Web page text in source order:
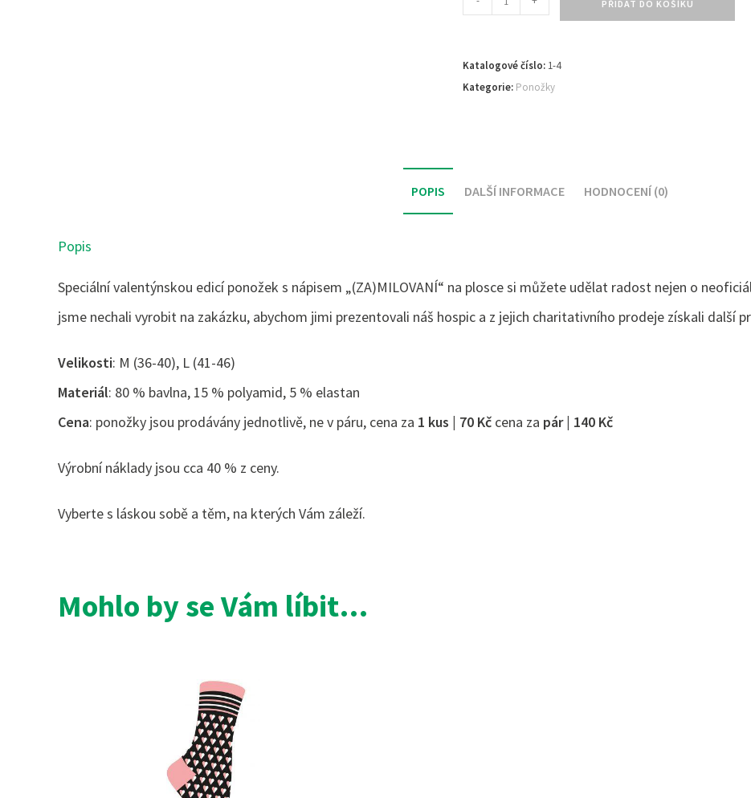
PŘIDAT DO KOŠÍKU
Katalogové číslo: 1-4
Kategorie: Ponožky
POPIS DALŠÍ INFORMACE HODNOCENÍ (0)
Popis
Speciální valentýnskou edicí ponožek s nápisem „(ZA)MILOVANÍ“ na plosce si můžete udělat radost nejen o
jsme nechali vyrobit na zakázku, abychom jimi prezentovali náš hospic a z jejich charitativního prodeje získali další
Velikosti: M (36-40), L (41-46)
Materiál: 80 % bavlna, 15 % polyamid, 5 % elastan
Cena: ponožky jsou prodávány jednotlivě, ne v páru, cena za 1 kus | 70 Kč cena za pár | 140 Kč
Výrobní náklady jsou cca 40 % z ceny.
Vyberte s láskou sobě a těm, na kterých Vám záleží.
Mohlo by se Vám líbit…